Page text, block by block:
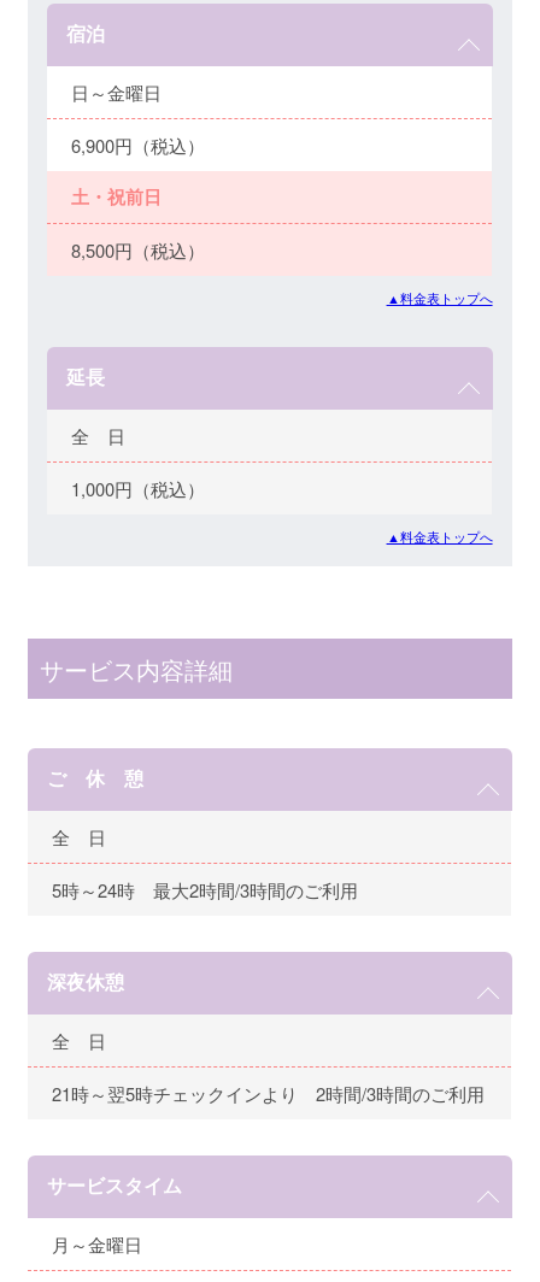
宿泊
日～金曜日
6,900円（税込）
土・祝前日
8,500円（税込）
▲料金表トップへ
延長
全 日
1,000円（税込）
▲料金表トップへ
サービス内容詳細
ご 休 憩
全 日
5時～24時 最大2時間/3時間のご利用
深夜休憩
全 日
21時～翌5時チェックインより 2時間/3時間のご利用
サービスタイム
月～金曜日